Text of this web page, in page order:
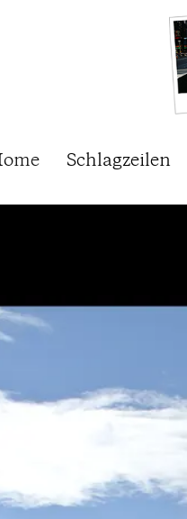
Schlagzeilen